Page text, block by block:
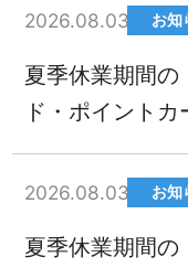
2026.08.03 お知
夏季休業期間の
ド・ポイント
2026.08.03 お知
夏季休業期間の